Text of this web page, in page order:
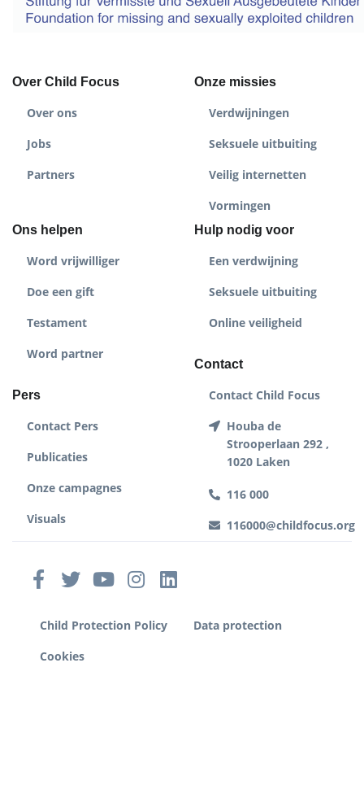
Over Child Focus
Over ons
Jobs
Partners
Onze missies
Verdwijningen
Seksuele uitbuiting
Veilig internetten
Vormingen
Ons helpen
Word vrijwilliger
Doe een gift
Testament
Word partner
Pers
Contact Pers
Publicaties
Onze campagnes
Visuals
Hulp nodig voor
Een verdwijning
Seksuele uitbuiting
Online veiligheid
Contact
Contact Child Focus
Houba de
Strooperlaan 292 ,
1020 Laken
116 000
116000@childfocus.org
Child Protection Policy
Data protection
Cookies